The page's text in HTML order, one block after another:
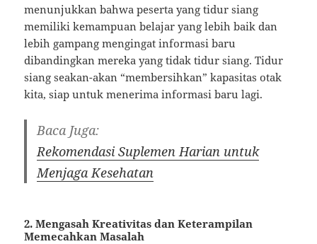
menunjukkan bahwa peserta yang tidur siang
memiliki kemampuan belajar yang lebih baik dan
lebih gampang mengingat informasi baru
dibandingkan mereka yang tidak tidur siang. Tidur
siang seakan-akan “membersihkan” kapasitas otak
kita, siap untuk menerima informasi baru lagi.
Baca Juga:
Rekomendasi Suplemen Harian untuk
Menjaga Kesehatan
2. Mengasah Kreativitas dan Keterampilan
Memecahkan Masalah